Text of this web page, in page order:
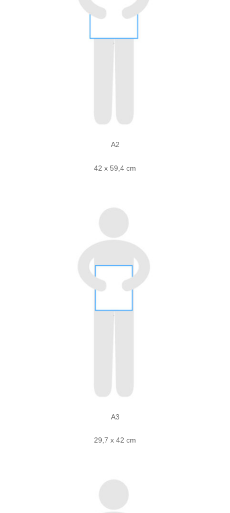
A2
42 x 59,4 cm
A3
29,7 x 42 cm